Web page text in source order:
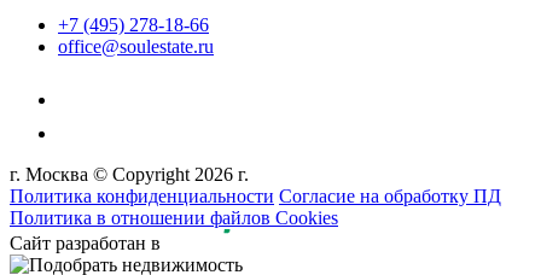
+7 (495) 278-18-66
office@soulestate.ru
г. Москва © Copyright 2026 г.
Политика конфиденциальности Согласие на обработку ПД
Политика в отношении файлов Cookies
Сайт разработан в